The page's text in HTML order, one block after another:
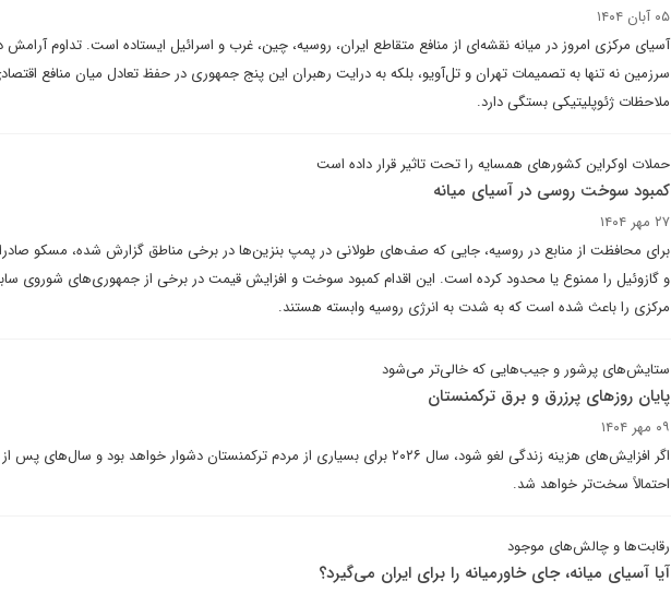
۰۵ آبان ۱۴۰۴
آسیای مرکزی امروز در میانه نقشه‌ای از منافع متقاطع ایران، روسیه، چین، غرب و اسرائیل ایستاده است. تداوم آرامش
سرزمین نه تنها به تصمیمات تهران و تل‌آویو، بلکه به درایت رهبران این پنج جمهوری در حفظ تعادل میان منافع
ملاحظات ژئوپلیتیکی بستگی دارد.
حملات اوکراین کشورهای همسایه را تحت تاثیر قرار داده است
کمبود سوخت روسی در آسیای میانه
۲۷ مهر ۱۴۰۴
برای محافظت از منابع در روسیه، جایی که صف‌های طولانی در پمپ بنزین‌ها در برخی مناطق گزارش شده، مسکو
و گازوئیل را ممنوع یا محدود کرده است. این اقدام کمبود سوخت و افزایش قیمت در برخی از جمهوری‌های شوروی
مرکزی را باعث شده است که به شدت به انرژی روسیه وابسته هستند.
ستایش‌های پرشور و جیب‌هایی که خالی‌تر می‌شود
پایان روزهای پرزرق و برق ترکمنستان
۰۹ مهر ۱۴۰۴
اگر افزایش‌های هزینه زندگی لغو شود، سال ۲۰۲۶ برای بسیاری از مردم ترکمنستان دشوار خواهد بود و سال‌های
احتمالاً سخت‌تر خواهد شد.
رقابت‌ها و چالش‌های موجود
آیا آسیای میانه، جای خاورمیانه را برای ایران می‌گیرد؟